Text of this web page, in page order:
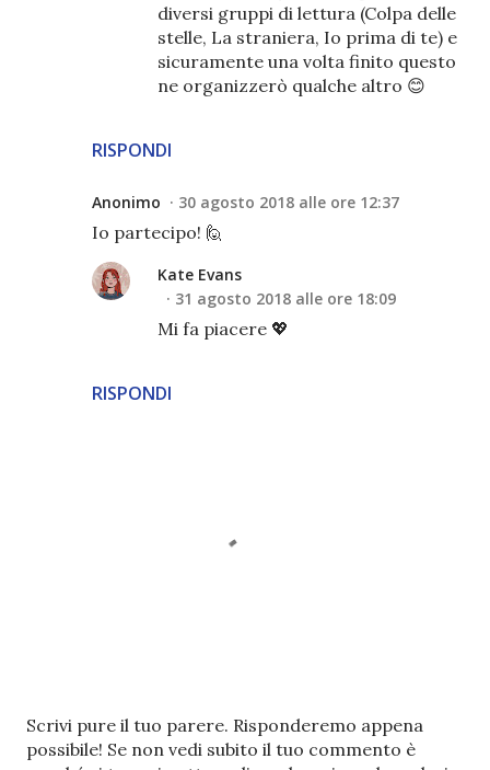
RISPONDI
diversi gruppi di lettura (Colpa delle
stelle, La straniera, Io prima di te) e
sicuramente una volta finito questo
ne organizzerò qualche altro 😊
Anonimo 30 agosto 2018 alle ore 12:37
Io partecipo! 🙋
RISPONDI
Kate Evans
31 agosto 2018 alle ore 18:09
Mi fa piacere 💖
P
o
Scrivi pure il tuo parere. Risponderemo appena
possibile! Se non vedi subito il tuo commento è